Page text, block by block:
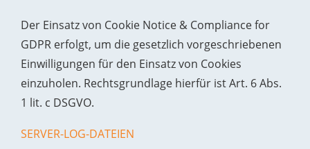
Der Einsatz von Cookie Notice & Compliance for
GDPR erfolgt, um die gesetzlich vorgeschriebenen
Einwilligungen für den Einsatz von Cookies
einzuholen. Rechtsgrundlage hierfür ist Art. 6 Abs.
1 lit. c DSGVO.
SERVER-LOG-DATEIEN